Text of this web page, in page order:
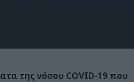
της νόσου COVID-19 που